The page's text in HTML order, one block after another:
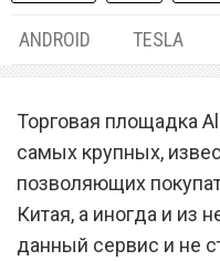
ANDROID TESLA
AliExpress
Торговая площадка
самых крупных,
позволяющих
Китая, а иногда и из
данный сервис и не